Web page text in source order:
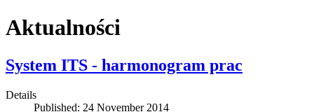
Aktualności
System ITS - harmonogram prac
Details
Published: 24 November 2014